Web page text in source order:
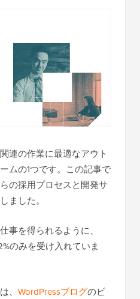
連の作業に最適なアウト
ムの1つです。この記事で
の採用プロセスと開発サ
ました。
事を得られるように、
のみを受け入れていま
、 WordPressブログのビ